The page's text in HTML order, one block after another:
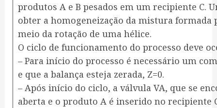
produtos A e B pesados em um recipiente C.
obter a homogeneização da mistura formada
meio da rotação de uma hélice.
O ciclo de funcionamento do processo deve
– Para início do processo é necessário um
e que a balança esteja zerada, Z=0.
– Após início do ciclo, a válvula VA, que se
aberta e o produto A é inserido no recipiente